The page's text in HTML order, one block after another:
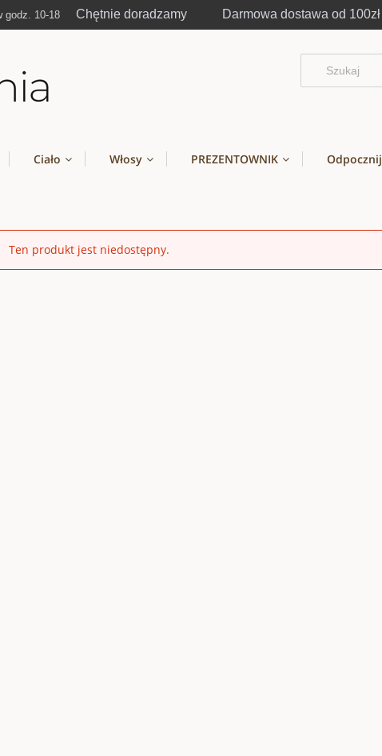
godz. 10-18 Chętnie doradzamy Darmowa dostawa od 100zł
Ciało Włosy PREZENTOWNIK Odpocznij
Ten produkt jest niedostępny.